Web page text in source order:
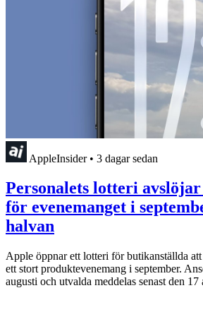
AppleInsider • 3 dagar sedan
Personalets lotteri
för evenemanget i
halvan
Apple öppnar ett lotteri för butikanställda
ett stort produktevenemang i september.
augusti och utvalda meddelas senast den 17